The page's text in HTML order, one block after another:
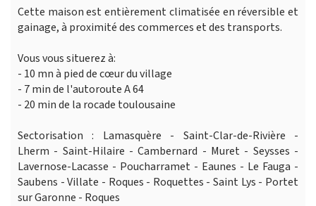
Cette maison est entièrement climatisée en réversible et
gainage, à proximité des commerces et des transports.
Vous vous situerez à:
- 10 mn à pied de cœur du village
- 7 min de l'autoroute A 64
- 20 min de la rocade toulousaine
Sectorisation : Lamasquère - Saint-Clar-de-Rivière -
Lherm - Saint-Hilaire - Cambernard - Muret - Seysses -
Lavernose-Lacasse - Poucharramet - Eaunes - Le Fauga -
Saubens - Villate - Roques - Roquettes - Saint Lys - Portet
sur Garonne - Roques